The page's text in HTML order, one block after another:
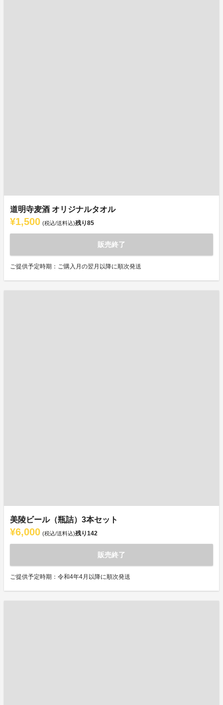
道明寺麦酒 オリジナルタオル
¥1,500 (税込/送料込)残り85
販売終了
ご提供予定時期：ご購入月の翌月以降に順次発送
美陵ビール（瓶詰）3本セット
¥6,000 (税込/送料込)残り142
販売終了
ご提供予定時期：令和4年4月以降に順次発送